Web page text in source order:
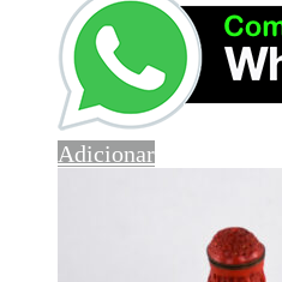
Adicionar